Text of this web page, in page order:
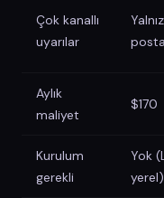
Çok kanallı
uyarılar
posta
Aylık
maliyet
$170
Kurulum
gerekli
Yok
yerel)